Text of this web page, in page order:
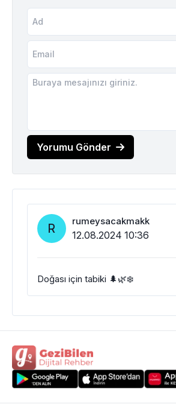
Yorumu Gönder
R rumeysacakmakk
12.08.2024 10:36
Doğası için tabiki 🌲🌿❄️